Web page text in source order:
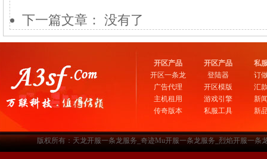
下一篇文章： 没有了
开区产品
开区一条龙
广告代理
主机租用
传奇版本
开区产品
登陆器
开区模版
游戏引擎
私服工具
私
订
汇
新
新
版权所有：天龙开服一条龙服务_奇迹Mu开服一条龙服务_烈焰开服一条